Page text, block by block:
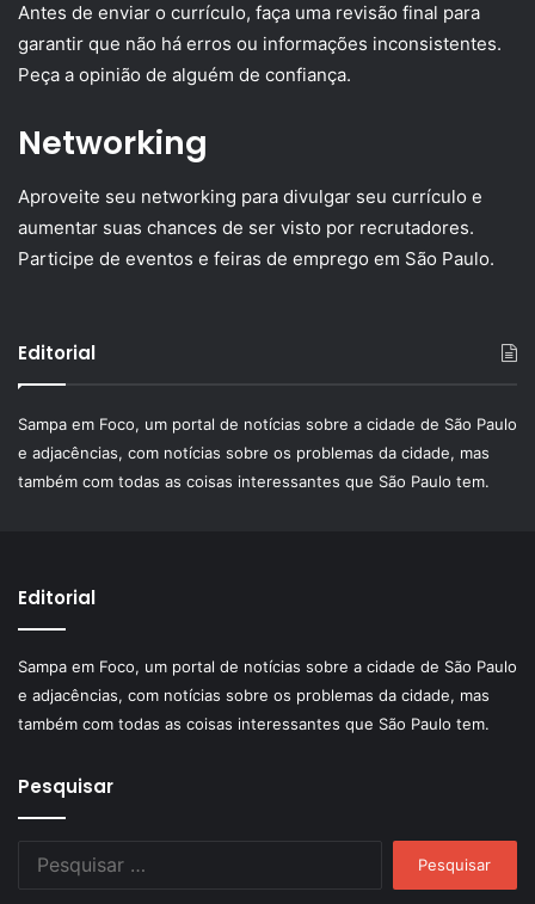
Antes de enviar o currículo, faça uma revisão final para
garantir que não há erros ou informações inconsistentes.
Peça a opinião de alguém de confiança.
Networking
Aproveite seu networking para divulgar seu currículo e
aumentar suas chances de ser visto por recrutadores.
Participe de eventos e feiras de emprego em São Paulo.
Editorial
Sampa em Foco, um portal de notícias sobre a cidade de São Paulo
e adjacências, com notícias sobre os problemas da cidade, mas
também com todas as coisas interessantes que São Paulo tem.
Editorial
Sampa em Foco, um portal de notícias sobre a cidade de São Paulo
e adjacências, com notícias sobre os problemas da cidade, mas
também com todas as coisas interessantes que São Paulo tem.
Pesquisar